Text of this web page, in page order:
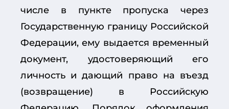
числе в пункте пропуска через
Государственную границу Российской
Федерации, ему выдается временный
документ, удостоверяющий его
личность и дающий право на въезд
(возвращение) в Российскую